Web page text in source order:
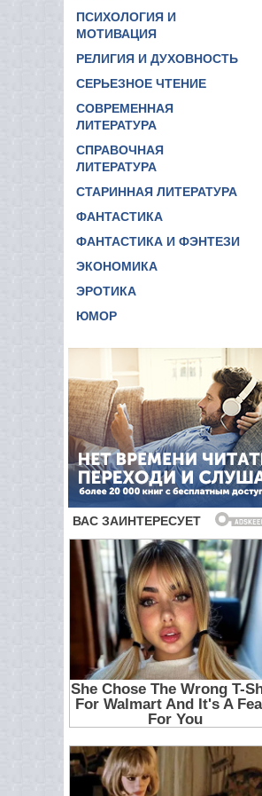
ПСИХОЛОГИЯ И
МОТИВАЦИЯ
РЕЛИГИЯ И ДУХОВНОСТЬ
СЕРЬЕЗНОЕ ЧТЕНИЕ
СОВРЕМЕННАЯ
ЛИТЕРАТУРА
СПРАВОЧНАЯ
ЛИТЕРАТУРА
СТАРИННАЯ ЛИТЕРАТУРА
ФАНТАСТИКА
ФАНТАСТИКА И ФЭНТЕЗИ
ЭКОНОМИКА
ЭРОТИКА
ЮМОР